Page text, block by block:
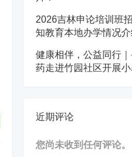
2026吉林申论培训班
知教育本地办学情况介
健康相伴，公益同行
药走进竹园社区开展
近期评论
您尚未收到任何评论。